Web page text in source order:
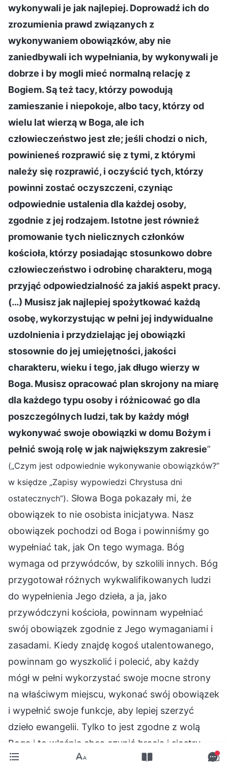
wykonywali je jak najlepiej. Doprowadź ich do
zrozumienia prawd związanych z
wykonywaniem obowiązków, aby nie
zaniedbywali ich wypełniania, by wykonywali je
dobrze i by mogli mieć normalną relację z
Bogiem. Są też tacy, którzy powodują
zamieszanie i niepokoje, albo tacy, którzy od
wielu lat wierzą w Boga, ale ich
człowieczeństwo jest złe; jeśli chodzi o nich,
powinieneś rozprawić się z tymi, z którymi
należy się rozprawić, i oczyścić tych, którzy
powinni zostać oczyszczeni, czyniąc
odpowiednie ustalenia dla każdej osoby,
zgodnie z jej rodzajem. Istotne jest również
promowanie tych nielicznych członków
kościoła, którzy posiadając stosunkowo dobre
człowieczeństwo i odrobinę charakteru, mogą
przyjąć odpowiedzialność za jakiś aspekt pracy.
(…) Musisz jak najlepiej spożytkować każdą
osobę, wykorzystując w pełni jej indywidualne
uzdolnienia i przydzielając jej obowiązki
stosownie do jej umiejętności, jakości
charakteru, wieku i tego, jak długo wierzy w
Boga. Musisz opracować plan skrojony na miarę
dla każdego typu osoby i różnicować go dla
poszczególnych ludzi, tak by każdy mógł
wykonywać swoje obowiązki w domu Bożym i
pełnić swoją rolę w jak największym zakresie”
(„Czym jest odpowiednie wykonywanie obowiązków?”
w księdze „Zapisy wypowiedzi Chrystusa dni
ostatecznych”). Słowa Boga pokazały mi, że
obowiązek to nie osobista inicjatywa. Nasz
obowiązek pochodzi od Boga i powinniśmy go
wypełniać tak, jak On tego wymaga. Bóg
wymaga od przywódców, by szkolili innych. Bóg
przygotował różnych wykwalifikowanych ludzi
do wypełnienia Jego dzieła, a ja, jako
przywódczyni kościoła, powinnam wypełniać
swój obowiązek zgodnie z Jego wymaganiami i
zasadami. Kiedy znajdę kogoś utalentowanego,
powinnam go wyszkolić i polecić, aby każdy
mógł w pełni wykorzystać swoje mocne strony
na właściwym miejscu, wykonać swój obowiązek
i wypełnić swoje funkcje, aby lepiej szerzyć
dzieło ewangelii. Tylko to jest zgodne z wolą
Boga i to właśnie chcą czynić bracia i siostry.
Gdy już zrozumiałam wolę Boga, wysłałam